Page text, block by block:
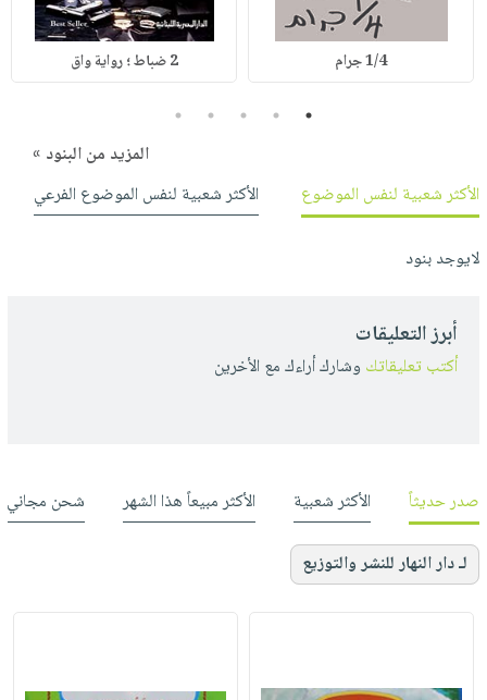
1/4 جرام 2 ضباط ؛ رواية واق
1
2
3
4
5
المزيد من البنود »
الأكثر شعبية لنفس الموضوع
الأكثر شعبية لنفس الموضوع الفرعي
لايوجد بنود
أبرز التعليقات
أكتب تعليقاتك وشارك أراءك مع الأخرين
صدر حديثاً الأكثر شعبية الأكثر مبيعاً هذا الشهر شحن مجاني
لـ دار النهار للنشر والتوزيع